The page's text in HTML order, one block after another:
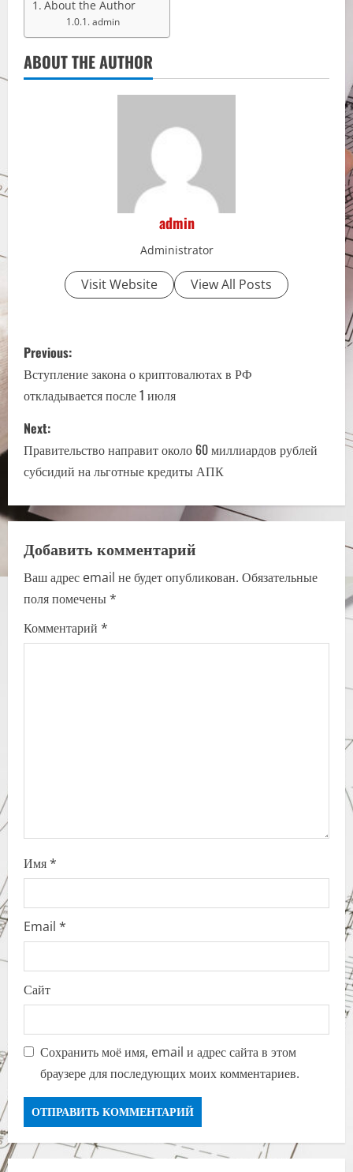
About the Author
admin
ABOUT THE AUTHOR
admin
Administrator
Visit Website View All Posts
P
o
s
t
n
a
v
i
g
a
Previous:
Вступление закона о криптовалютах в РФ
откладывается после 1 июля
Next:
Правительство направит около 60 миллиардов рублей
субсидий на льготные кредиты АПК
Добавить комментарий
Ваш адрес email не будет опубликован. Обязательные
поля помечены*
Комментарий *
Имя*
Email *
Сайт
Сохранить моё имя, email и адрес сайта в этом
браузере для последующих моих комментариев.